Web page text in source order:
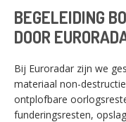
BEGELEIDING
DOOR
Bij Euroradar zijn we
materiaal non-
ontplofbare
funderingsresten,